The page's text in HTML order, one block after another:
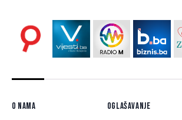
O nama Oglašavanje